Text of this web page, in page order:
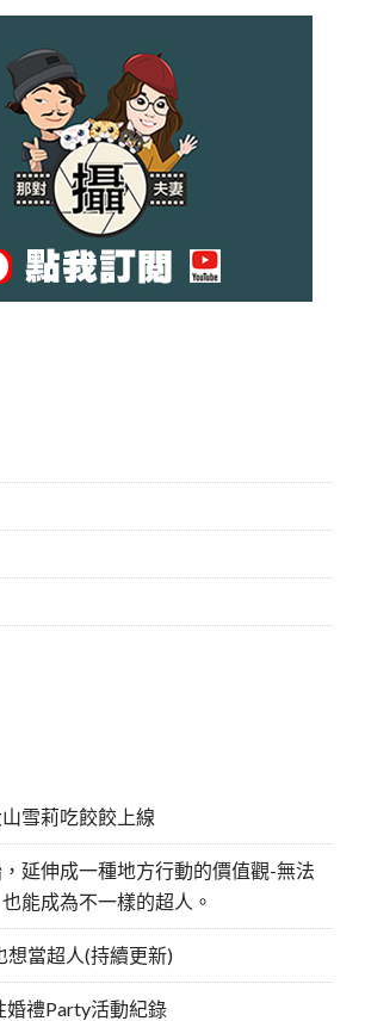
雪莉吃餃餃上線
延伸成一種地方行動的價值觀-無法
能成為不一樣的超人。
想當超人(持續更新)
婚禮Party活動紀錄